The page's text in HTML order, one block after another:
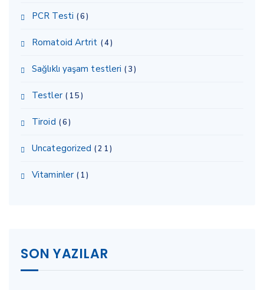
PCR Testi (6)
Romatoid Artrit (4)
Sağlıklı yaşam testleri (3)
Testler (15)
Tiroid (6)
Uncategorized (21)
Vitaminler (1)
SON YAZILAR